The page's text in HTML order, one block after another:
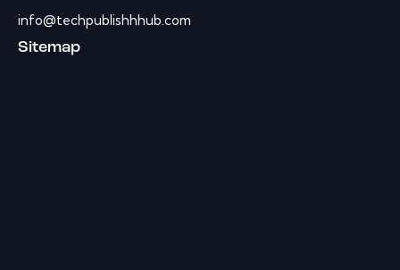
info@techpublishhhub.com
Sitemap